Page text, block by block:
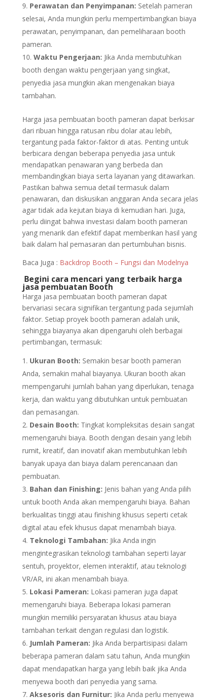
Perawatan dan Penyimpanan: Setelah pameran
selesai, Anda mungkin perlu mempertimbangkan biaya
perawatan, penyimpanan, dan pemeliharaan booth
pameran.
Waktu Pengerjaan: Jika Anda membutuhkan
booth dengan waktu pengerjaan yang singkat,
penyedia jasa mungkin akan mengenakan biaya
tambahan.
Harga jasa pembuatan booth pameran dapat berkisar
dari ribuan hingga ratusan ribu dolar atau lebih,
tergantung pada faktor-faktor di atas. Penting untuk
berbicara dengan beberapa penyedia jasa untuk
mendapatkan penawaran yang berbeda dan
membandingkan biaya serta layanan yang ditawarkan.
Pastikan bahwa semua detail termasuk dalam
penawaran, dan diskusikan anggaran Anda secara jelas
agar tidak ada kejutan biaya di kemudian hari. Juga,
perlu diingat bahwa investasi dalam booth pameran
yang menarik dan efektif dapat memberikan hasil yang
baik dalam hal pemasaran dan pertumbuhan bisnis.
Baca Juga : Backdrop Booth – Fungsi dan Modelnya
Begini cara mencari yang terbaik harga
jasa pembuatan Booth
Harga jasa pembuatan booth pameran dapat
bervariasi secara signifikan tergantung pada sejumlah
faktor. Setiap proyek booth pameran adalah unik,
sehingga biayanya akan dipengaruhi oleh berbagai
pertimbangan, termasuk:
Ukuran Booth: Semakin besar booth pameran
Anda, semakin mahal biayanya. Ukuran booth akan
mempengaruhi jumlah bahan yang diperlukan, tenaga
kerja, dan waktu yang dibutuhkan untuk pembuatan
dan pemasangan.
Desain Booth: Tingkat kompleksitas desain sangat
memengaruhi biaya. Booth dengan desain yang lebih
rumit, kreatif, dan inovatif akan membutuhkan lebih
banyak upaya dan biaya dalam perencanaan dan
pembuatan.
Bahan dan Finishing: Jenis bahan yang Anda pilih
untuk booth Anda akan mempengaruhi biaya. Bahan
berkualitas tinggi atau finishing khusus seperti cetak
digital atau efek khusus dapat menambah biaya.
Teknologi Tambahan: Jika Anda ingin
mengintegrasikan teknologi tambahan seperti layar
sentuh, proyektor, elemen interaktif, atau teknologi
VR/AR, ini akan menambah biaya.
Lokasi Pameran: Lokasi pameran juga dapat
memengaruhi biaya. Beberapa lokasi pameran
mungkin memiliki persyaratan khusus atau biaya
tambahan terkait dengan regulasi dan logistik.
Jumlah Pameran: Jika Anda berpartisipasi dalam
beberapa pameran dalam satu tahun, Anda mungkin
dapat mendapatkan harga yang lebih baik jika Anda
menyewa booth dari penyedia yang sama.
Aksesoris dan Furnitur: Jika Anda perlu menyewa